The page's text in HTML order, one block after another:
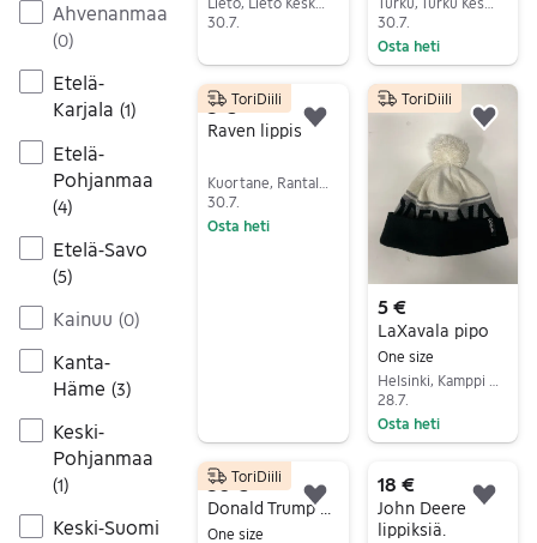
Ahvenanmaa
(0)
Etelä-
Karjala (1)
Etelä-
Pohjanmaa
(4)
Etelä-Savo
(5)
Kainuu (0)
Kanta-
Häme (3)
Keski-
Pohjanmaa
(1)
Keski-Suomi
30.7.
30.7.
Osta heti
5 €
Raven lippis
30.7.
Osta heti
ToriDiili
Lisää suosikiksi.
5 €
LaXavala pipo
One size
28.7.
Osta heti
ToriDiili
50 €
One size
ToriDiili
Lisää suosikiksi.
18 €
John Deere
lippiksiä.